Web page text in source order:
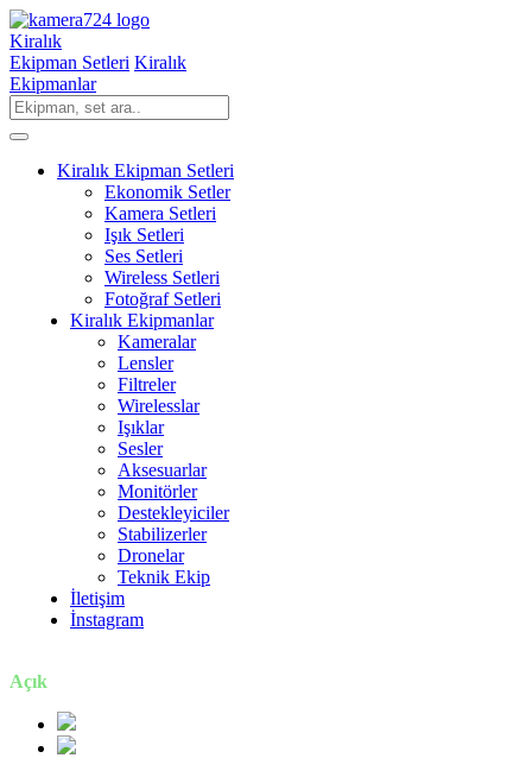
Kiralık
Ekipman Setleri Kiralık
Ekipmanlar
Kiralık Ekipman Setleri
Ekonomik Setler
Kamera Setleri
Işık Setleri
Ses Setleri
Wireless Setleri
Fotoğraf Setleri
Kiralık Ekipmanlar
Kameralar
Lensler
Filtreler
Wirelesslar
Işıklar
Sesler
Aksesuarlar
Monitörler
Destekleyiciler
Stabilizerler
Dronelar
Teknik Ekip
İletişim
İnstagram
Açık